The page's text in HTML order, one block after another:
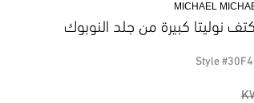
MICHAEL
نوليتا كبيرة من جلد النوبوك
Style